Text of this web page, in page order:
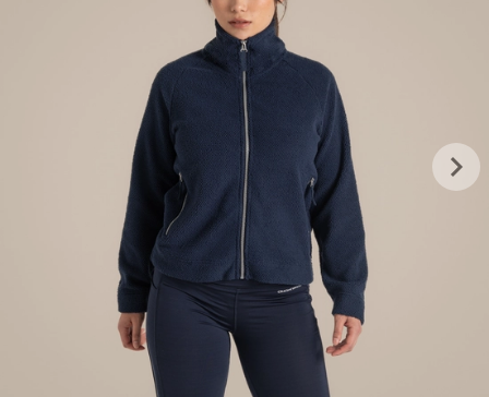
keyboard_arrow_right